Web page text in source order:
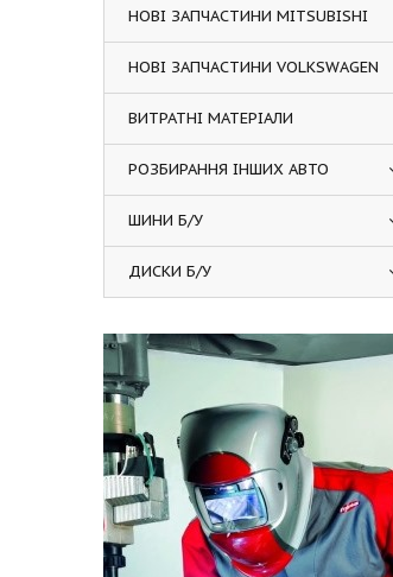
НОВІ ЗАПЧАСТИНИ MITSUBISHI
НОВІ ЗАПЧАСТИНИ VOLKSWAGEN
ВИТРАТНІ МАТЕРІАЛИ
РОЗБИРАННЯ ІНШИХ АВТО
ШИНИ Б/У
ДИСКИ Б/У